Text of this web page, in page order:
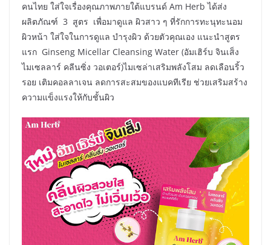
คนไทย ใส่ใจเรื่องคุณภาพภายใต้แบรนด์ Am Herb ได้ส่ง
ผลิตภัณฑ์ 3 สูตร เพื่อมาดูแล ผิวสาว ๆ ที่รักการทะนุทะนอม
ผิวหน้า ใส่ใจในการดูแล บำรุงผิว ด้วยตัวคุณเอง แนะนำสูตร
แรก Ginseng Micellar Cleansing Water (อัมเฮิร์บ จินเส็ง
ไมเซลลาร์ คลีนซิ่ง วอเตอร์)ไมเซล่าเสริมพลังโสม ลดเลือนริ้ว
รอย เติมคอลลาเจน ลดการสะสมของแบคทีเรีย ช่วยเสริมสร้าง
ความแข็งแรงให้กับชั้นผิว